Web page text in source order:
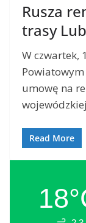
Rusza
trasy
W czwartek,
umowę na
Read More